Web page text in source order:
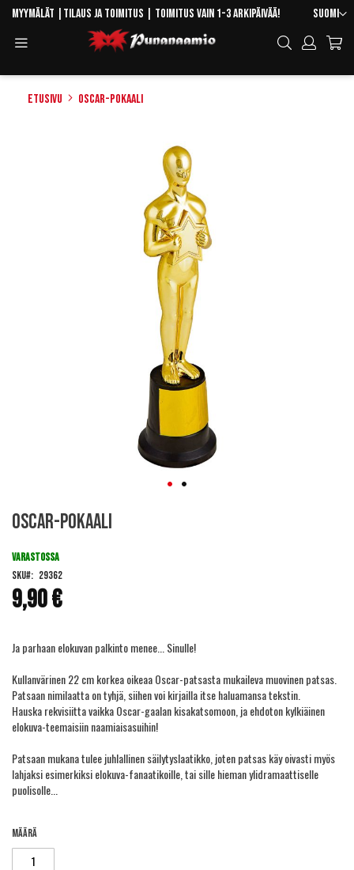
Skip
Content
Kieli
Suomi
Myymälät Tilaus ja toimitus | Toimitus vain 1-3 arkipäivää!
Hae
Etusivu Oscar-pokaali
to
beginning
the
images
gallery
Oscar-pokaali
9,90 €
VARASTOSSA
SKU
29362
Ja parhaan elokuvan palkinto menee... Sinulle!
Kullanvärinen 22 cm korkea oikeaa Oscar-patsasta mukaileva muovinen patsas.
Patsaan nimilaatta on tyhjä, siihen voi kirjailla itse haluamansa tekstin.
Hauska rekvisiitta vaikka Oscar-gaalan kisakatsomoon, ja ehdoton kylkiäinen
elokuva-teemaisiin naamiaisasuihin!
Patsaan mukana tulee juhlallinen säilytyslaatikko, joten patsas käy oivasti myös
lahjaksi esimerkiksi elokuva-fanaatikoille, tai sille hieman ylidramaattiselle
puolisolle...
Määrä